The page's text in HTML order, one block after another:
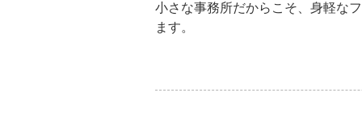
小さな事務所だからこそ、身軽な
ます。